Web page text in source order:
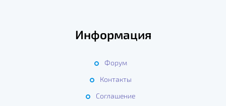
Информация
Форум
Контакты
Соглашение